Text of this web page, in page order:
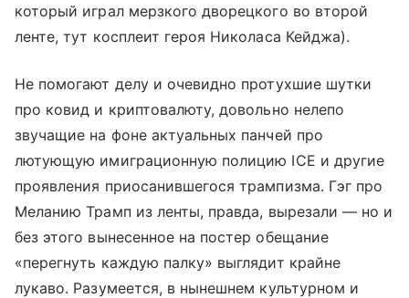
который играл мерзкого дворецкого во второй
ленте, тут косплеит героя Николаса Кейджа).
Не помогают делу и очевидно протухшие шутки
про ковид и криптовалюту, довольно нелепо
звучащие на фоне актуальных панчей про
лютующую имиграционную полицию ICE и другие
проявления приосанившегося трампизма. Гэг про
Меланию Трамп из ленты, правда, вырезали — но и
без этого вынесенное на постер обещание
«перегнуть каждую палку» выглядит крайне
лукаво. Разумеется, в нынешнем культурном и